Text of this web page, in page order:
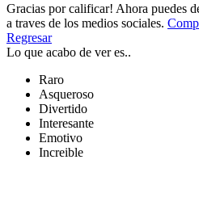
Gracias por calificar! Ahora puedes
a traves de los medios sociales.
Regresar
Lo que acabo de ver es..
Raro
Asqueroso
Divertido
Interesante
Emotivo
Increible